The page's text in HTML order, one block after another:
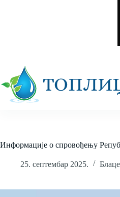
Информације о спровођењу
25. септембар 2025. Блаце